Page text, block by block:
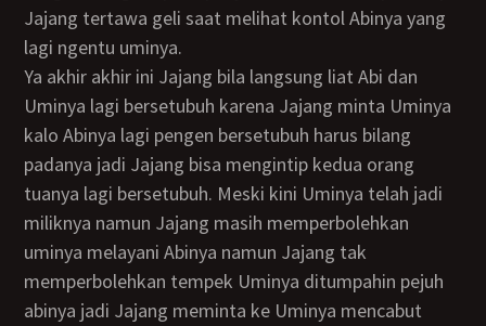
Jajang tertawa geli saat melihat kontol Abinya yang
lagi ngentu uminya.
ya akhir akhir ini Jajang bila langsung liat Abi dan
Uminya lagi bersetubuh karena Jajang minta Uminya
kalo Abinya lagi pengen bersetubuh harus bilang
padanya jadi Jajang bisa mengintip kedua orang
tuanya lagi bersetubuh. Meski kini Uminya telah jadi
miliknya namun Jajang masih memperbolehkan
uminya melayani Abinya namun Jajang tak
memperbolehkan tempek Uminya ditumpahin pejuh
abinya jadi Jajang meminta ke Uminya mencabut